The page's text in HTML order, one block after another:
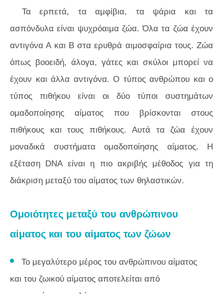
Τα ερπετά, τα αμφίβια, τα ψάρια και τα
ασπόνδυλα είναι ψυχρόαιμα ζώα. Όλα τα ζώα έχουν
αντιγόνα Α και Β στα ερυθρά αιμοσφαίρια τους. Ζώα
όπως βοοειδή, άλογα, γάτες και σκύλοι μπορεί να
έχουν και άλλα αντιγόνα. Ο τύπος ανθρώπου και ο
τύπος πιθήκου είναι οι δύο τύποι συστημάτων
ομαδοποίησης αίματος που βρίσκονται στους
πιθήκους και τους πιθήκους. Αυτά τα ζώα έχουν
μοναδικά συστήματα ομαδοποίησης αίματος. Η
εξέταση DNA είναι η πιο ακριβής μέθοδος για τη
διάκριση μεταξύ του αίματος των θηλαστικών.
Ομοιότητες μεταξύ του ανθρώπινου
αίματος και του αίματος των ζώων
Το μεγαλύτερο μέρος του ανθρώπινου αίματος
και του ζωικού αίματος αποτελείται από